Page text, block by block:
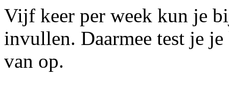
Vijf keer per week kun je
invullen. Daarmee test je
van op.